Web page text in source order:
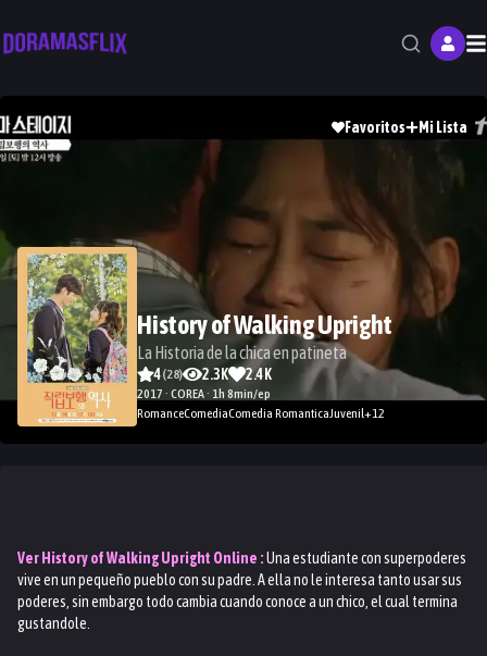
Favoritos Mi Lista
History of Walking Upright
La Historia de la chica en patineta
4(28) 2.3K 2.4K
2017 · COREA · 1h 8min/ep
RomanceComediaComedia RomanticaJuvenil+12
VerHistory of Walking Upright Online :Una estudiante con superpoderes
vive en un pequeño pueblo con su padre. A ella no le interesa tanto usar sus
poderes, sin embargo todo cambia cuando conoce a un chico, el cual termina
gustandole.